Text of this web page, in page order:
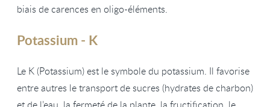
biais de carences en oligo-éléments.
Potassium - K
Le K (Potassium) est le symbole du potassium. Il favorise
entre autres le transport de sucres (hydrates de charbon)